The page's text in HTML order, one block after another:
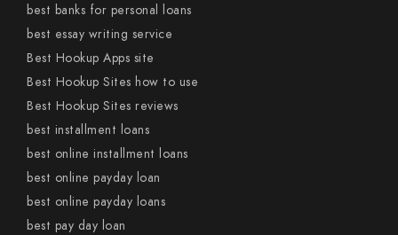
best banks for personal loans
best essay writing service
Best Hookup Apps site
Best Hookup Sites how to use
Best Hookup Sites reviews
best installment loans
best online installment loans
best online payday loan
best online payday loans
best pay day loan